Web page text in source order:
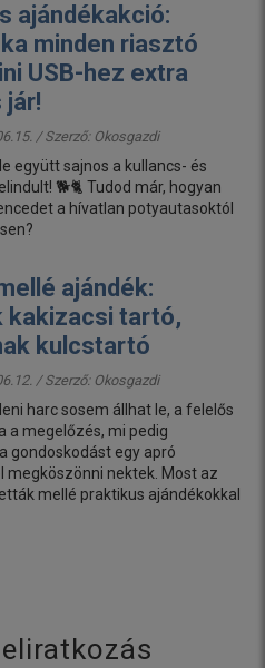
ajándékakció:
minden riasztó
USB-hez extra
jár!
/ Szerző: Okosgazdi
együtt sajnos a kullancs- és
🐕🐈 Tudod már, hogyan
a hívatlan potyautasoktól
ajándék:
kakizacsi tartó,
kulcstartó
/ Szerző: Okosgazdi
harc sosem állhat le, a felelős
a megelőzés, mi pedig
gondoskodást egy apró
megköszönni nektek. Most az
mellé praktikus ajándékokkal